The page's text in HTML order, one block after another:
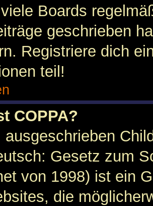
Boards
geschrieben
Registriere dich
teil!
COPPA?
ausgeschrieben
Gesetz zum
von 1998) ist ein
die